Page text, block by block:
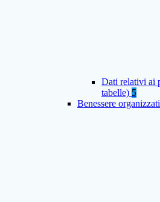
Dati relativi ai
tabelle) 5
Benessere